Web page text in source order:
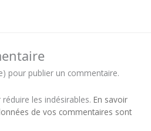
pour publier un commentaire.
les indésirables. En savoir
de vos commentaires sont